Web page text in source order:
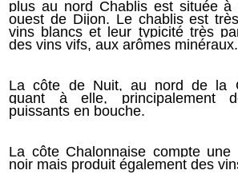
plus au nord Chablis est située
ouest de Dijon. Le chablis est
vins blancs et leur typicité très
des vins vifs, aux arômes minéraux.
La côte de Nuit, au nord de la
quant à elle, principalement
puissants en bouche.
La côte Chalonnaise compte
noir mais produit également des